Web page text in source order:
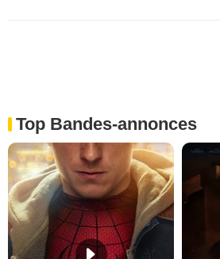
Top Bandes-annonces